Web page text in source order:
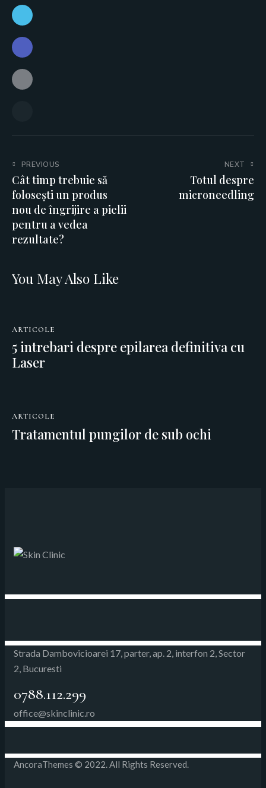
Post navigation
PREVIOUS
Cât timp trebuie să
folosești un produs
nou de îngrijire a pielii
pentru a vedea
rezultate?
NEXT
Totul despre
microneedling
You May Also Like
ARTICOLE
5 intrebari despre epilarea definitiva cu
Laser
ARTICOLE
Tratamentul pungilor de sub ochi
Strada Dambovicioarei 17, parter, ap. 2, interfon 2,Sector
2, Bucuresti
0788.112.299
office@skinclinic.ro
AncoraThemes © 2022. All Rights Reserved.